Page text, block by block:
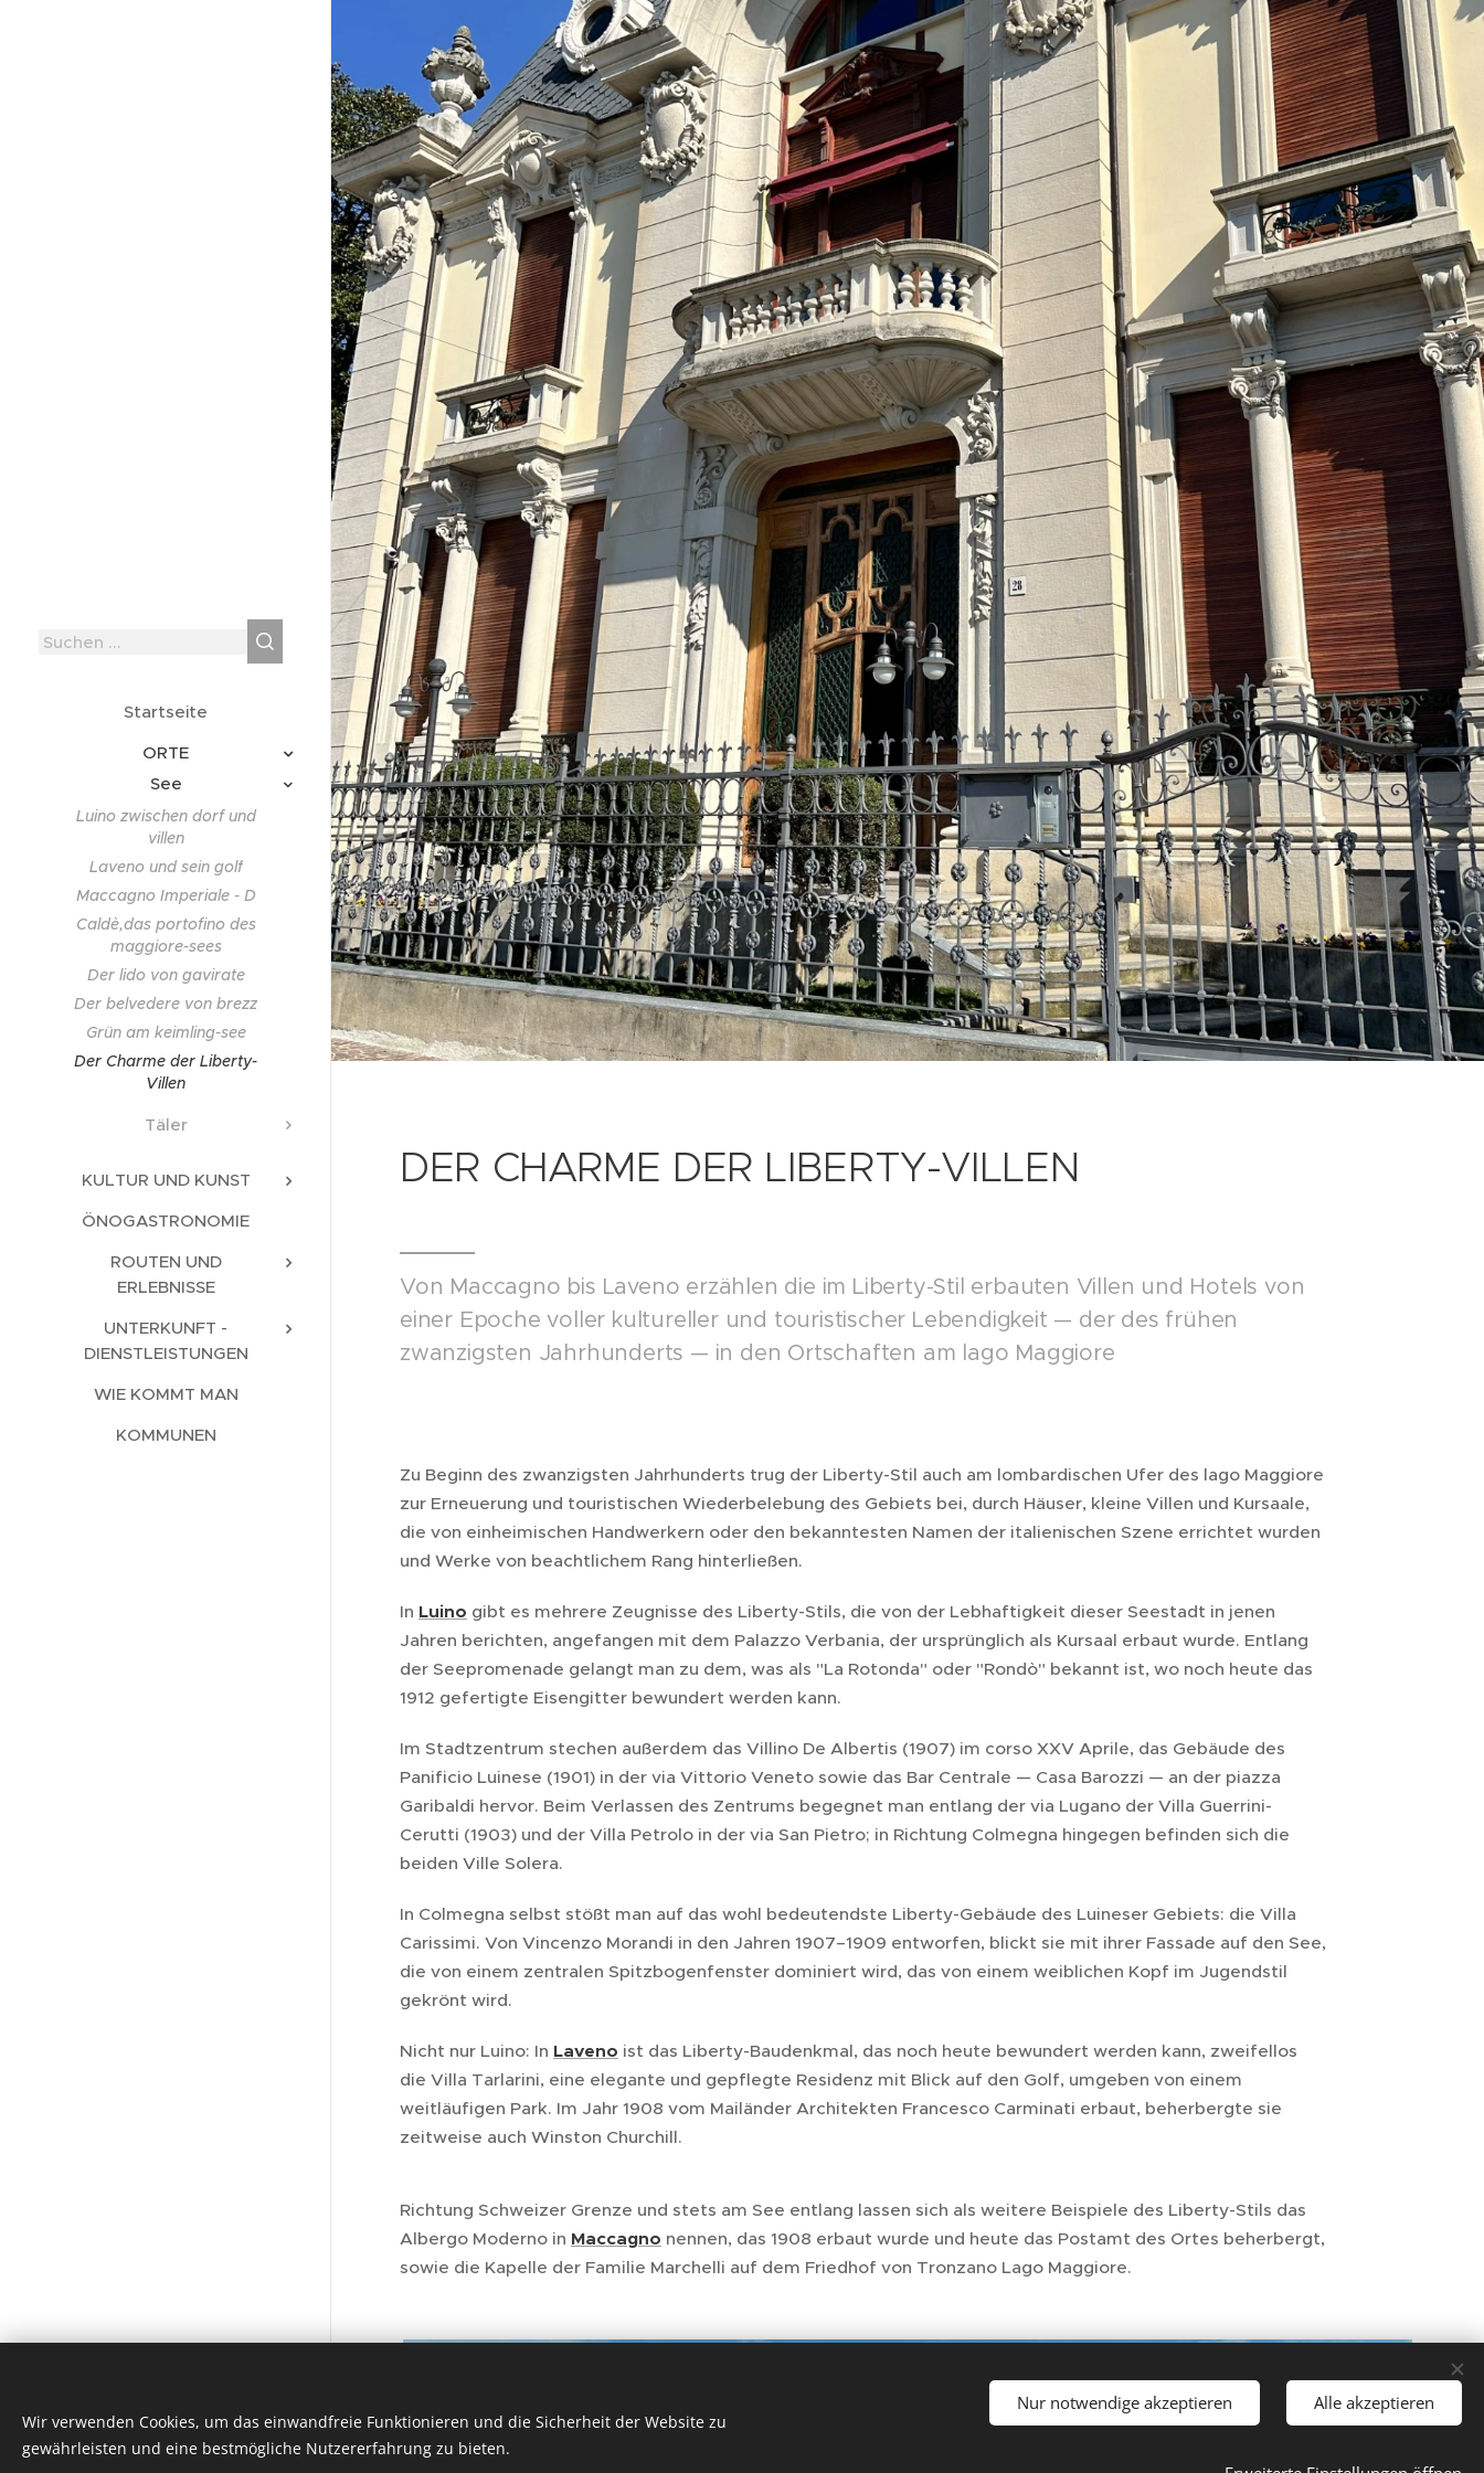
Startseite
ORTE
See
Luino zwischen dorf und
villen
Laveno und sein golf
Maccagno Imperiale - D
Caldè,das portofino des
maggiore-sees
Der lido von gavirate
Der belvedere von brezz
Grün am keimling-see
Der Charme der Liberty-
Villen
Täler
KULTUR UND KUNST
ÖNOGASTRONOMIE
ROUTEN UND
ERLEBNISSE
UNTERKUNFT -
DIENSTLEISTUNGEN
WIE KOMMT MAN
KOMMUNEN
DER CHARME DER LIBERTY-VILLEN
Von Maccagno bis Laveno erzählen die im Liberty-Stil erbauten Villen und Hotels von
einer Epoche voller kultureller und touristischer Lebendigkeit — der des frühen
zwanzigsten Jahrhunderts — in den Ortschaften am lago Maggiore
Zu Beginn des zwanzigsten Jahrhunderts trug der Liberty-Stil auch am lombardischen Ufer des lago Maggiore
zur Erneuerung und touristischen Wiederbelebung des Gebiets bei, durch Häuser, kleine Villen und Kursaale,
die von einheimischen Handwerkern oder den bekanntesten Namen der italienischen Szene errichtet wurden
und Werke von beachtlichem Rang hinterließen.
In Luino gibt es mehrere Zeugnisse des Liberty-Stils, die von der Lebhaftigkeit dieser Seestadt in jenen
Jahren berichten, angefangen mit dem Palazzo Verbania, der ursprünglich als Kursaal erbaut wurde. Entlang
der Seepromenade gelangt man zu dem, was als "La Rotonda" oder "Rondò" bekannt ist, wo noch heute das
1912 gefertigte Eisengitter bewundert werden kann.
Im Stadtzentrum stechen außerdem das Villino De Albertis (1907) im corso XXV Aprile, das Gebäude des
Panificio Luinese (1901) in der via Vittorio Veneto sowie das Bar Centrale — Casa Barozzi — an der piazza
Garibaldi hervor. Beim Verlassen des Zentrums begegnet man entlang der via Lugano der Villa Guerrini-
Cerutti (1903) und der Villa Petrolo in der via San Pietro; in Richtung Colmegna hingegen befinden sich die
beiden Ville Solera.
In Colmegna selbst stößt man auf das wohl bedeutendste Liberty-Gebäude des Luineser Gebiets: die Villa
Carissimi. Von Vincenzo Morandi in den Jahren 1907–1909 entworfen, blickt sie mit ihrer Fassade auf den See,
die von einem zentralen Spitzbogenfenster dominiert wird, das von einem weiblichen Kopf im Jugendstil
gekrönt wird.
Nicht nur Luino: In Laveno ist das Liberty-Baudenkmal, das noch heute bewundert werden kann, zweifellos
die Villa Tarlarini, eine elegante und gepflegte Residenz mit Blick auf den Golf, umgeben von einem
weitläufigen Park. Im Jahr 1908 vom Mailänder Architekten Francesco Carminati erbaut, beherbergte sie
zeitweise auch Winston Churchill.
Richtung Schweizer Grenze und stets am See entlang lassen sich als weitere Beispiele des Liberty-Stils das
Albergo Moderno in Maccagno nennen, das 1908 erbaut wurde und heute das Postamt des Ortes beherbergt,
sowie die Kapelle der Familie Marchelli auf dem Friedhof von Tronzano Lago Maggiore.
Comunità Montana Valli del
Verbano
Wir verwenden Cookies, um das einwandfreie Funktionieren und die Sicherheit der Website zu
gewährleisten und eine bestmögliche Nutzererfahrung zu bieten.
Nur notwendige akzeptieren Alle akzeptieren